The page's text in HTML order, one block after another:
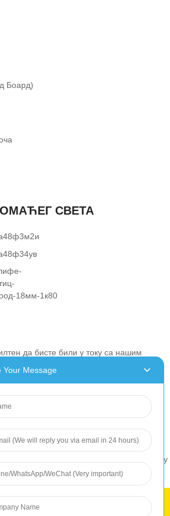
Боард)
СВЕТА
да бисте били у току са нашим
распродајама и специјалним
Your Message